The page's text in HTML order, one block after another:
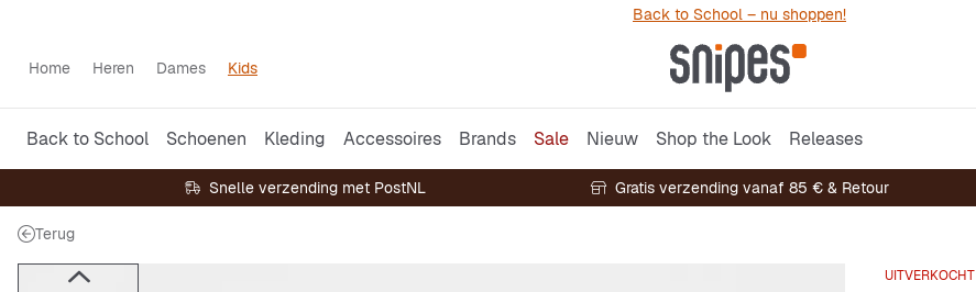
Back to School – nu shoppen!
Home Heren Dames Kids
Back to School Schoenen Kleding Accessoires Brands Sale Nieuw Shop the Look Releases
Snelle verzending met PostNL Gratis verzending vanaf 85 € & Retour
Terug
UITVERKOCHT